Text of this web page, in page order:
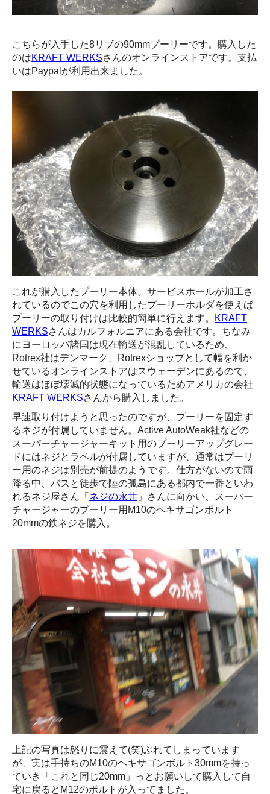
こちらが入手した8リブの90mmプーリーです。購入した
のはKRAFT WERKSさんのオンラインストアです。支払
いはPaypalが利用出来ました。
これが購入したプーリー本体。サービスホールが加工さ
れているのでこの穴を利用したプーリーホルダを使えば
プーリーの取り付けは比較的簡単に行えます。
KRAFT
WERKSさんはカルフォルニアにある会社です。ちなみ
にヨーロッパ諸国は現在輸送が混乱しているため、
Rotrex社はデンマーク、Rotrexショップとして幅を利か
せているオンラインストアはスウェーデンにあるので、
輸送はほぼ壊滅的状態になっているためアメリカの会社
KRAFT WERKSさんから購入しました。
早速取り付けようと思ったのですが、プーリーを固定す
るネジが付属していません。Active AutoWeak社などの
スーパーチャージャーキット用のプーリーアップグレー
ドにはネジとラベルが付属していますが、通常はプーリ
ー用のネジは別売が前提のようです。仕方がないので雨
降る中、バスと徒歩で陸の孤島にある都内で一番といわ
れるネジ屋さん「 ネジの永井 」さんに向かい、スーパー
チャージャーのプーリー用M10のヘキサゴンボルト
20mmの鉄ネジを購入。
上記の写真は怒りに震えて(笑)ぶれてしまっています
が、実は手持ちのM10のヘキサゴンボルト30mmを持っ
ていき「これと同じ20mm」っとお願いして購入して自
宅に戻るとM12のボルトが入ってました。